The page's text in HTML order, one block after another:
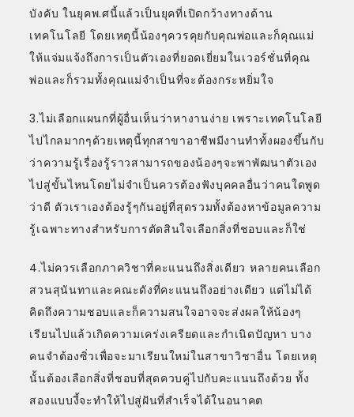
บังคับ ในยุคพ.ศนี้แล้วเป็นยุคที่เปิดกว้างทางด้าน
เทคโนโลยี โดยเหตุนี้น้องๆควรคุยกับคุณพ่อและก็คุณแม่
ให้แจ่มแจ้งถึงการเป็นตัวเองที่ยอดเยี่ยมในเวอร์ชั่นที่คุณ
พ่อและก็รวมทั้งคุณแม่จำเป็นที่จะต้องกระหยิ่มใจ
3.ไม่เลือกแผนกที่ผู้อื่นเห็นว่าหางานง่าย เพราะเทคโนโลยี
ไปไกลมากๆด้วยเหตุนี้ทุกสาขาอาชีพมีงานทำทั้งผองขึ้นกับ
ว่าความรู้เรื่องรู้ราวสามารถของน้องๆจะพาพัฒนาตัวเอง
ไปสู่ขั้นไหนโดยไม่จำเป็นควรต้องฟังบุคคลอื่นว่าคนใดพูด
ว่าดี ตัวเราเองต้องรู้ๆกันอยู่ที่สุดรวมทั้งต้องหาข้อมูลความ
รู้เฉพาะทางสำหรับการตัดสินใจเลือกสิ่งที่ชอบและก็ใช่
4.ไม่ควรเลือกภาควิชาที่คะแนนถึงสิ่งเดียว หลายคนเลือก
สวนสุนันทาและคณะดังที่คะแนนถึงอย่างเดียว แต่ไม่ได้
คิดถึงความชอบและก็ความสนใจอาจจะส่งผลให้น้องๆ
เรียนไปแล้วเกิดความเคร่งเครียดและกำเนิดปัญหา บาง
คนจำต้องซิ่วเพื่อจะมาเรียนใหม่ในสาขาวิชาอื่น โดยเหตุ
นั้นต้องเลือกสิ่งที่ชอบที่สุดควบคู่ไปกับคะแนนถึงด้วย ทั้ง
สองแบบงี้จะทำให้ไปสู่ฝันที่สำเร็จได้ในอนาคต